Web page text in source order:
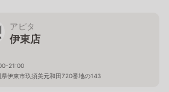
アピタ
伊東店
21:00
県伊東市玖須美元和田720番地の143